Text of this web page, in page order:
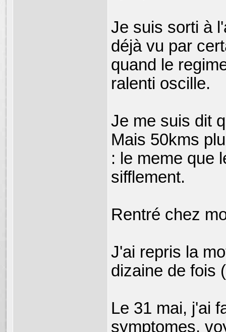
Je suis sorti à
déjà vu par
quand le
ralenti oscille.
Je me suis dit
Mais 50kms
: le meme que
sifflement.
Rentré chez
J'ai repris la
dizaine de fois
Le 31 mai, j'ai
symptomes,